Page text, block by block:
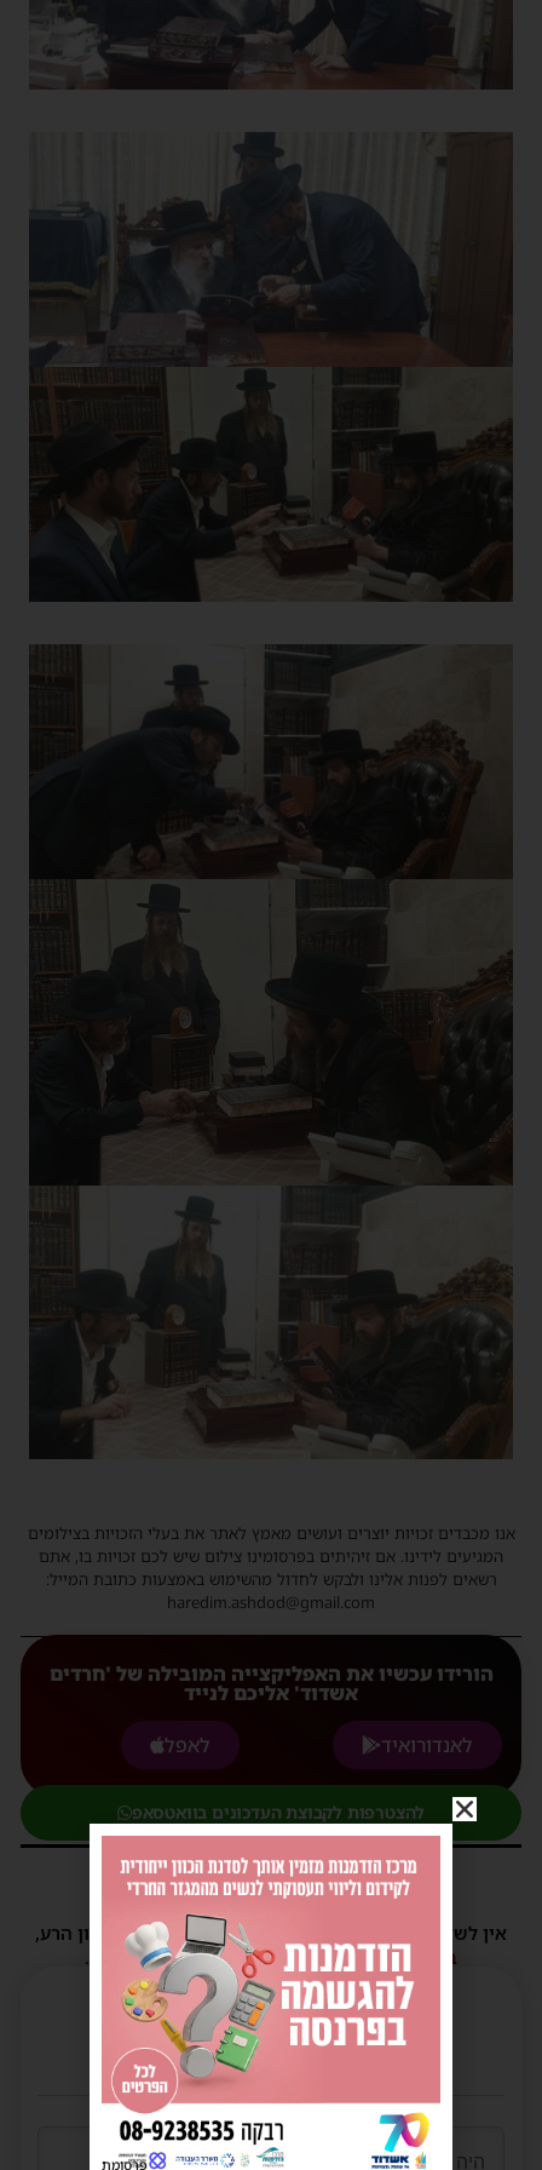
אנו מכבדים זכויות יוצרים ועושים מאמץ לאתר את בעלי הזכויות בצילומים
המגיעים לידינו. אם זיהיתים בפרסומינו צילום שיש לכם זכויות בו, אתם
רשאים לפנות אלינו ולבקש לחדול מהשימוש באמצעות כתובת המייל:
haredim.ashdod@gmail.com
הורידו עכשיו את האפליקצייה המובילה של 'חרדים
אשדוד' אליכם לנייד
לאנדורואיד
לאפל
להצטרפות לקבוצת העדכונים בוואטסאפ
תגובות
אין לשלוח תגובות שאינם הולמות או מכילות דברי לשון הרע,
הסתה ורכילות.
במידה ולא ניתן להגיב - הכתבה סגורה לתגובות.
פרסומת